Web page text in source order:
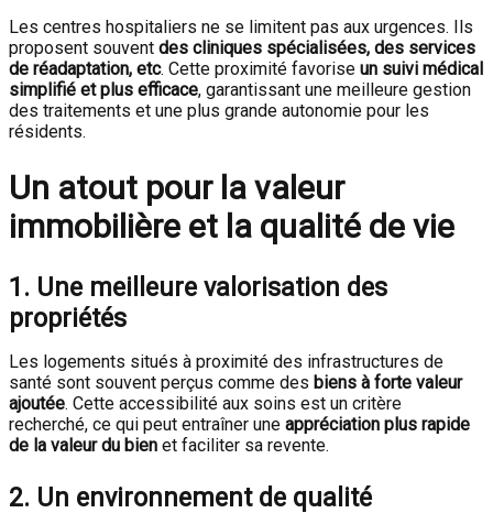
Les centres hospitaliers ne se limitent pas aux urgences. Ils
proposent souvent des cliniques spécialisées, des services
de réadaptation, etc. Cette proximité favorise un suivi médical
simplifié et plus efficace, garantissant une meilleure gestion
des traitements et une plus grande autonomie pour les
résidents.
Un atout pour la valeur
immobilière et la qualité de vie
1. Une meilleure valorisation des
propriétés
Les logements situés à proximité des infrastructures de
santé sont souvent perçus comme des biens à forte valeur
ajoutée. Cette accessibilité aux soins est un critère
recherché, ce qui peut entraîner une appréciation plus rapide
de la valeur du bien et faciliter sa revente.
2. Un environnement de qualité